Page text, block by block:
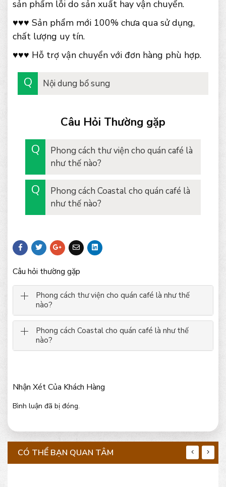
sản phẩm lỗi do sản xuất hay vận chuyển.
♥♥♥ Sản phẩm mới 100% chưa qua sử dụng,
chất lượng uy tín.
♥♥♥ Hỗ trợ vận chuyển với đơn hàng phù hợp.
Nội dung bổ sung
Câu Hỏi Thường gặp
Phong cách thư viện cho quán café là
như thế nào?
Phong cách Coastal cho quán café là
như thế nào?
Câu hỏi thường gặp
Phong cách thư viện cho quán café là như thế
nào?
Phong cách Coastal cho quán café là như thế
nào?
Nhận Xét Của Khách Hàng
Bình luận đã bị đóng.
CÓ THỂ BẠN QUAN TÂM